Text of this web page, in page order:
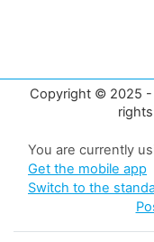
Copyright © 2025
You are currently
Get the mobile app
Switch to the